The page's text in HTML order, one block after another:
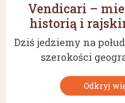
Vendicari –
historią i
Dziś jedziemy na
szerokości
Odkryj